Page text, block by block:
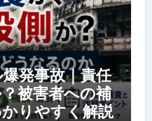
発事故｜責任
被害者への補
りやすく解説